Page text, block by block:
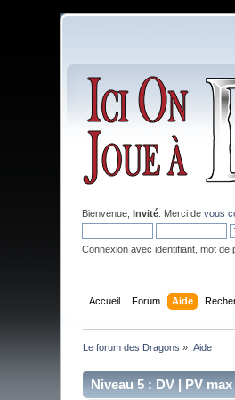
Bienvenue,Invité . Merci devous
Connexion avec identifiant, mot
Accueil Forum Aide
Le forum des Dragons » Aide
Niveau 5 : DV | PV max